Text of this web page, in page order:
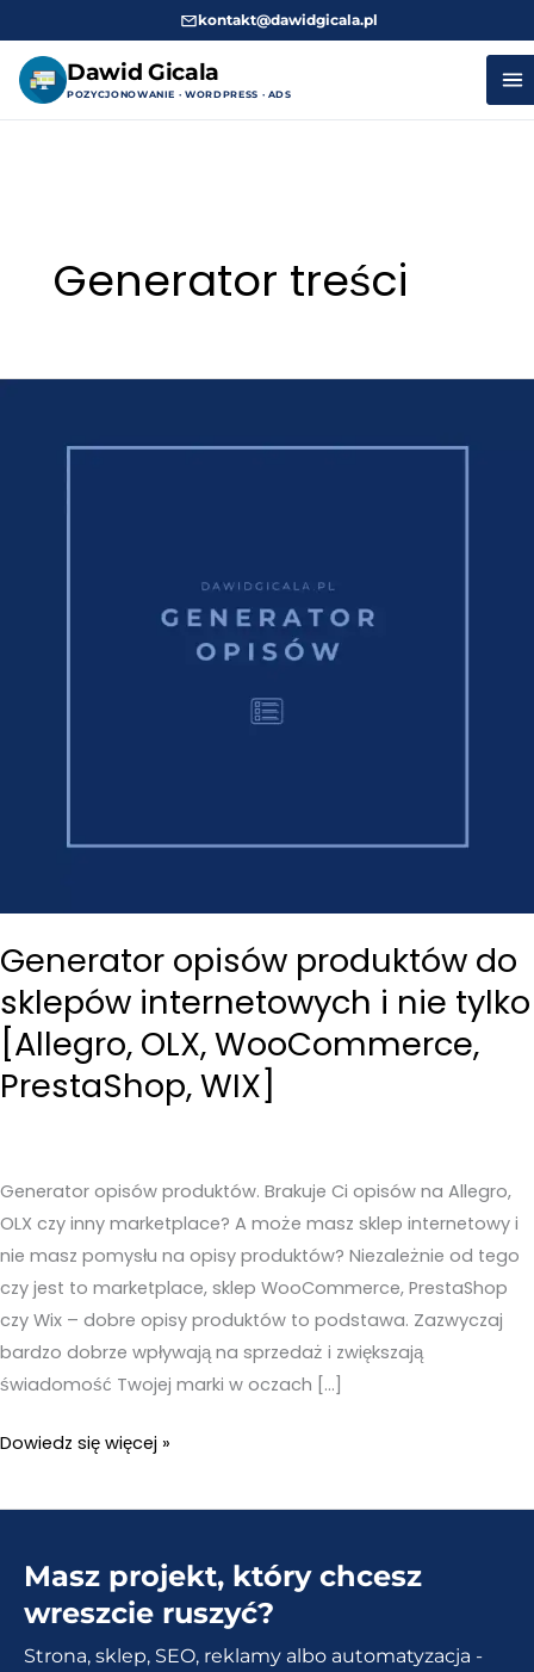
kontakt@dawidgicala.pl
Dawid Gicala
POZYCJONOWANIE · WORDPRESS · ADS
Generator treści
Generator opisów produktów do
sklepów internetowych i nie tylko
[Allegro, OLX, WooCommerce,
PrestaShop, WIX]
Generator opisów produktów. Brakuje Ci opisów na Allegro,
OLX czy inny marketplace? A może masz sklep internetowy i
nie masz pomysłu na opisy produktów? Niezależnie od tego
czy jest to marketplace, sklep WooCommerce, PrestaShop
czy Wix – dobre opisy produktów to podstawa. Zazwyczaj
bardzo dobrze wpływają na sprzedaż i zwiększają
świadomość Twojej marki w oczach […]
Generator
produktów
sklepów
internetowych
Dowiedz się więcej »
Masz projekt, który chcesz
wreszcie ruszyć?
Strona, sklep, SEO, reklamy albo automatyzacja -